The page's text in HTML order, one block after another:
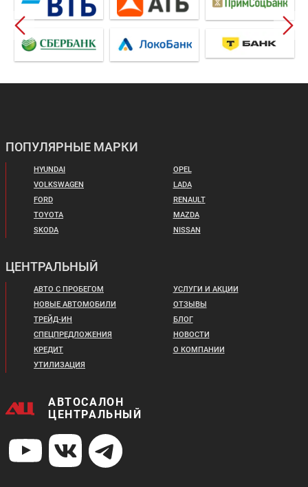
ПОПУЛЯРНЫЕ МАРКИ
HYUNDAI
VOLKSWAGEN
FORD
TOYOTA
SKODA
OPEL
LADA
RENAULT
MAZDA
NISSAN
ЦЕНТРАЛЬНЫЙ
АВТО С ПРОБЕГОМ
НОВЫЕ АВТОМОБИЛИ
ТРЕЙД-ИН
СПЕЦПРЕДЛОЖЕНИЯ
КРЕДИТ
УТИЛИЗАЦИЯ
УСЛУГИ И АКЦИИ
ОТЗЫВЫ
БЛОГ
НОВОСТИ
О КОМПАНИИ
АВТОСАЛОН
ЦЕНТРАЛЬНЫЙ